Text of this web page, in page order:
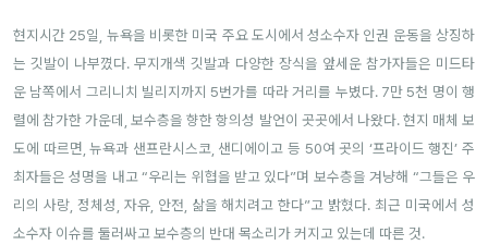
현지시간 25일, 뉴욕을 비롯한 미국 주요 도시에서 성소수자 인권 운동을 상징하
는 깃발이 나부꼈다. 무지개색 깃발과 다양한 장식을 앞세운 참가자들은 미드타
운 남쪽에서 그리니치 빌리지까지 5번가를 따라 거리를 누볐다. 7만 5천 명이 행
렬에 참가한 가운데, 보수층을 향한 항의성 발언이 곳곳에서 나왔다. 현지 매체 보
도에 따르면, 뉴욕과 샌프란시스코, 샌디에이고 등 50여 곳의 ‘프라이드 행진’ 주
최자들은 성명을 내고 “우리는 위협을 받고 있다”며 보수층을 겨냥해 “그들은 우
리의 사랑, 정체성, 자유, 안전, 삶을 해치려고 한다”고 밝혔다. 최근 미국에서 성
소수자 이슈를 둘러싸고 보수층의 반대 목소리가 커지고 있는데 따른 것.